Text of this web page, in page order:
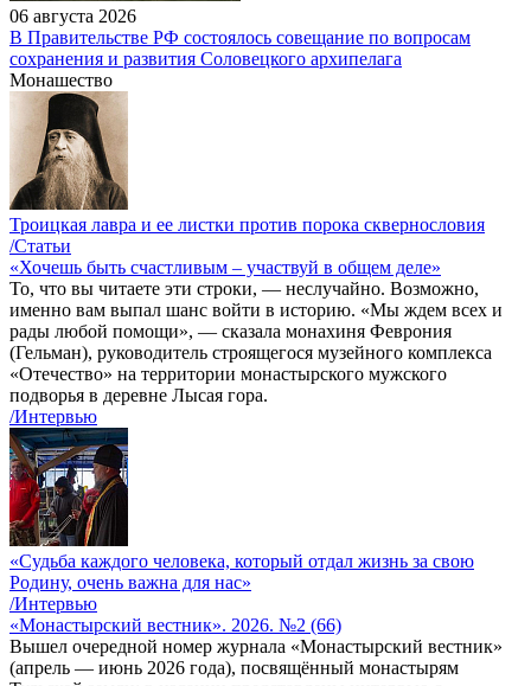
06 августа 2026
В Правительстве РФ состоялось совещание по вопросам
сохранения и развития Соловецкого архипелага
Монашество
Троицкая лавра и ее листки против порока сквернословия
/Статьи
«Хочешь быть счастливым – участвуй в общем деле»
То, что вы читаете эти строки, — неслучайно. Возможно,
именно вам выпал шанс войти в историю. «Мы ждем всех и
рады любой помощи», — сказала монахиня Феврония
(Гельман), руководитель строящегося музейного комплекса
«Отечество» на территории монастырского мужского
подворья в деревне Лысая гора.
/Интервью
«Судьба каждого человека, который отдал жизнь за свою
Родину, очень важна для нас»
/Интервью
«Монастырский вестник». 2026. №2 (66)
Вышел очередной номер журнала «Монастырский вестник»
(апрель — июнь 2026 года), посвящённый монастырям